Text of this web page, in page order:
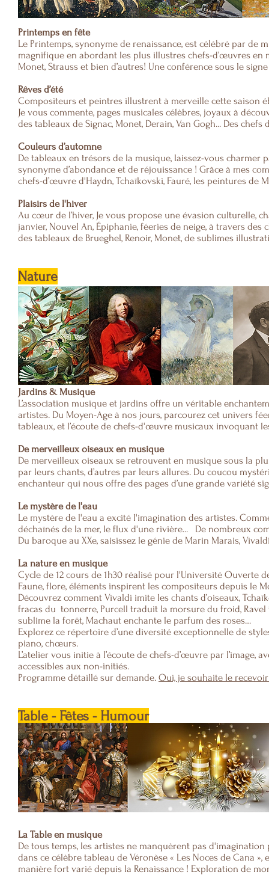
Printemps en fête
Le Printemps, synonyme de renaissance, est célébré par de
magnifique en abordant les plus illustres chefs-d’œuvres en
Monet, Strauss et bien d’autres! Une conférence sous le
Rêves d’été
Compositeurs et peintres illustrent à merveille cette saison
Je vous commente, pages musicales célèbres, joyaux à
des tableaux de Signac, Monet, Derain, Van Gogh... Des
Couleurs d’automne
De tableaux en trésors de la musique, laissez-vous charmer
synonyme d’abondance et de réjouissance ! Grâce à mes
chefs-d’œuvre d'Haydn, Tchaïkovski, Fauré, les peintures de
Plaisirs de l'hiver
Au cœur de l’hiver, Je vous propose une évasion culturelle,
janvier, Nouvel An, Épiphanie, féeries de neige, à travers des
des tableaux de Brueghel, Renoir, Monet, de sublimes
Nature
Jardins & Musique
L’association musique et jardins offre un véritable
artistes. Du Moyen-Age à nos jours, parcourez cet univers
tableaux, et l’écoute de chefs-d'œuvre musicaux invoquant
De merveilleux oiseaux en musique
De merveilleux oiseaux se retrouvent en musique sous la
par leurs chants, d’autres par leurs allures. Du coucou
enchanteur qui nous offre des pages d’une grande variété
Le mystère de l'eau
Le mystère de l'eau a excité l'imagination des artistes.
déchaînés de la mer, le flux d'une rivière... De nombreux
Du baroque au XXe, saisissez le génie de Marin Marais,
​La nature en musique
Cycle de 12 cours de 1h30 réalisé pour l'Université Ouverte
Faune, flore, éléments inspirent les compositeurs depuis le
Découvrez comment Vivaldi imite les chants d’oiseaux,
fracas du tonnerre, Purcell traduit la morsure du froid, Ravel
sublime la forêt, Machaut enchante le parfum des roses…
Explorez ce répertoire d’une diversité exceptionnelle de
piano, chœurs.
L’atelier vous initie à l’écoute de chefs-d’œuvre par
accessibles aux non-initiés.
Programme détaillé sur demande. Oui, je souhaite le
Table - Fêtes - Humour
La Table en musique
De tous temps, les artistes ne manquèrent pas
dans ce célèbre tableau de Véronèse « Les Noces de Cana
manière fort varié depuis la Renaissance ! Exploration de